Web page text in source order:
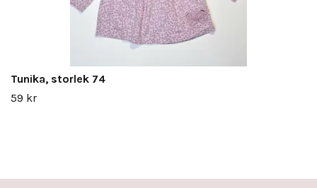
Tunika, storlek 74
59 kr